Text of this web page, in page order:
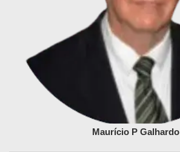
Maurício P Galhardo